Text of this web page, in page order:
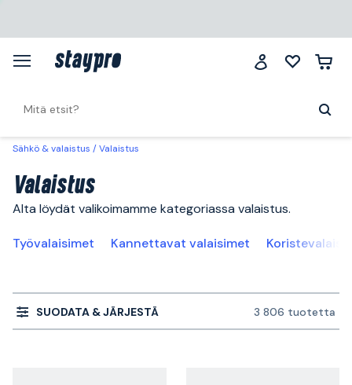
Sähkö & valaistus Valaistus
Valaistus
Alta löydät valikoimamme kategoriassa valaistus.
Työvalaisimet Kannettavat valaisimet
SUODATA & JÄRJESTÄ 3 806 tuotetta